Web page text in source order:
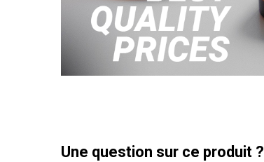
Une question sur ce produit ?